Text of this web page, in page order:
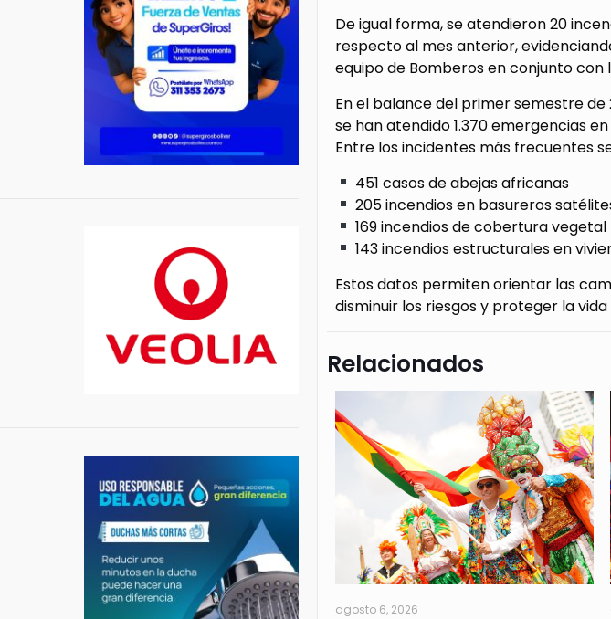
De igual forma, se atendieron 20
respecto al mes anterior,
equipo de Bomberos en conjunto con
En el balance del primer semestre de
se han atendido 1.370 emergencias
Entre los incidentes más frecuentes
451 casos de abejas africanas
205 incendios en basureros
169 incendios de cobertura vegetal
143 incendios estructurales en
Estos datos permiten orientar las
disminuir los riesgos y proteger la
Relacionados
agosto 6, 2026